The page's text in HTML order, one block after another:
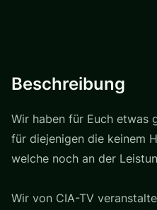
Beschreibung
Wir haben für Euch etwas
für diejenigen die keinem
welche noch an der
Wir von CIA-TV